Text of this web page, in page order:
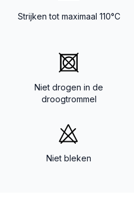
Strijken tot maximaal 110°C
Niet drogen in de
droogtrommel
Niet bleken